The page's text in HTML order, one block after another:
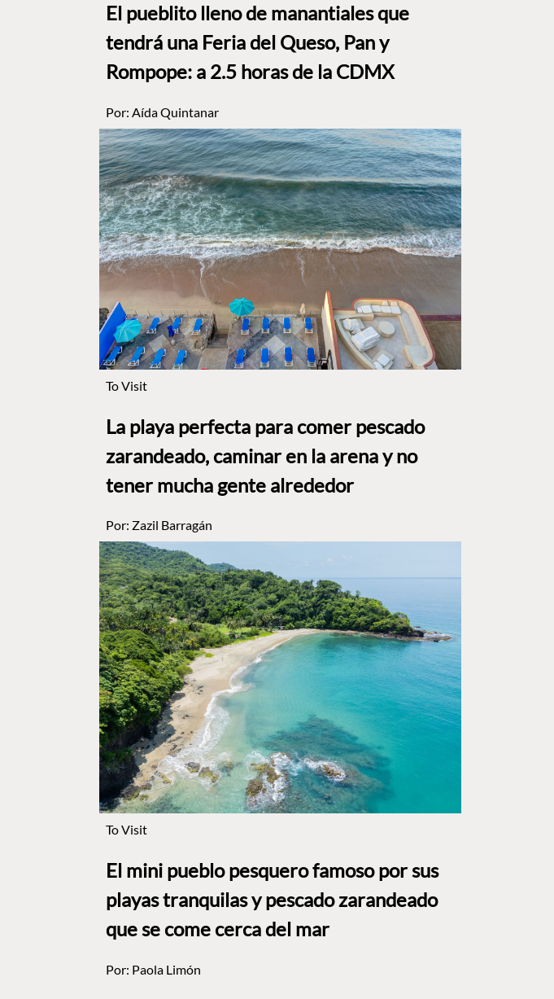
El pueblito lleno de manantiales que
tendrá una Feria del Queso, Pan y
Rompope: a 2.5 horas de la CDMX
Por: Aída Quintanar
To Visit
La playa perfecta para comer pescado
zarandeado, caminar en la arena y no
tener mucha gente alrededor
Por: Zazil Barragán
To Visit
El mini pueblo pesquero famoso por sus
playas tranquilas y pescado zarandeado
que se come cerca del mar
Por: Paola Limón